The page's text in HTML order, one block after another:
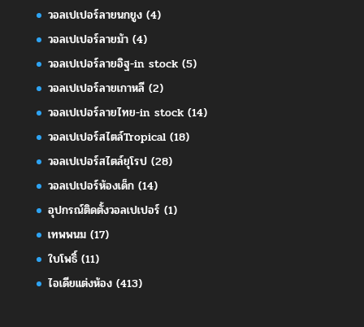
วอลเปเปอร์ลายนกยูง(4)
วอลเปเปอร์ลายม้า(4)
วอลเปเปอร์ลายอิฐ-in stock(5)
วอลเปเปอร์ลายเกาหลี(2)
วอลเปเปอร์ลายไทย-in stock(14)
วอลเปเปอร์สไตล์Tropical(18)
วอลเปเปอร์สไตล์ยุโรป(28)
วอลเปเปอร์ห้องเด็ก(14)
อุปกรณ์ติดตั้งวอลเปเปอร์ (1)
เทพพนม(17)
ใบโพธิ์(11)
ไอเดียแต่งห้อง(413)